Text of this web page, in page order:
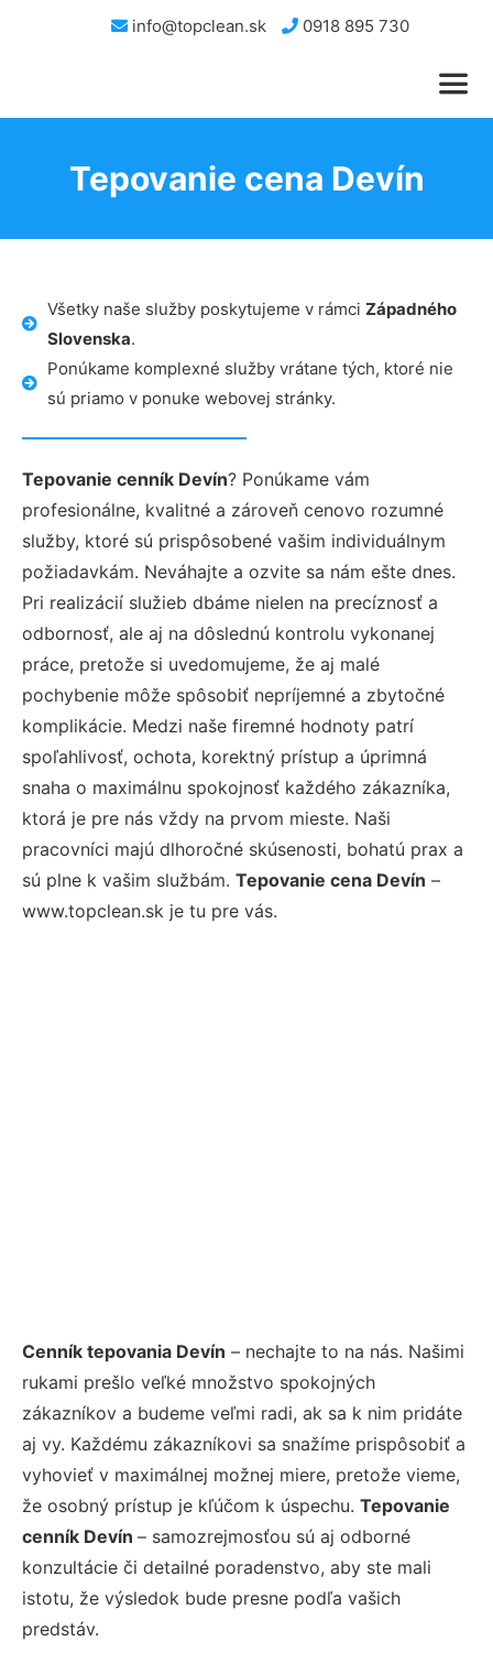
info@topclean.sk 0918 895 730
Tepovanie cena Devín
Všetky naše služby poskytujeme v rámci Západného
Slovenska.
Ponúkame komplexné služby vrátane tých, ktoré nie
sú priamo v ponuke webovej stránky.
Tepovanie cenník Devín? Ponúkame vám
profesionálne, kvalitné a zároveň cenovo rozumné
služby, ktoré sú prispôsobené vašim individuálnym
požiadavkám. Neváhajte a ozvite sa nám ešte dnes.
Pri realizácií služieb dbáme nielen na precíznosť a
odbornosť, ale aj na dôslednú kontrolu vykonanej
práce, pretože si uvedomujeme, že aj malé
pochybenie môže spôsobiť nepríjemné a zbytočné
komplikácie. Medzi naše firemné hodnoty patrí
spoľahlivosť, ochota, korektný prístup a úprimná
snaha o maximálnu spokojnosť každého zákazníka,
ktorá je pre nás vždy na prvom mieste. Naši
pracovníci majú dlhoročné skúsenosti, bohatú prax a
sú plne k vašim službám. Tepovanie cena Devín –
www.topclean.sk je tu pre vás.
Cenník tepovania Devín – nechajte to na nás. Našimi
rukami prešlo veľké množstvo spokojných
zákazníkov a budeme veľmi radi, ak sa k nim pridáte
aj vy. Každému zákazníkovi sa snažíme prispôsobiť a
vyhovieť v maximálnej možnej miere, pretože vieme,
že osobný prístup je kľúčom k úspechu. Tepovanie
cenník Devín – samozrejmosťou sú aj odborné
konzultácie či detailné poradenstvo, aby ste mali
istotu, že výsledok bude presne podľa vašich
predstáv.